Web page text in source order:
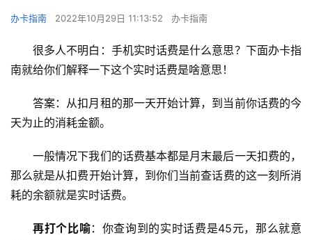
办卡指南 2022年10月29日 11:13:52 办卡指南
很多人不明白：手机实时话费是什么意思？下面办卡指
南就给你们解释一下这个实时话费是啥意思！
答案：从扣月租的那一天开始计算，到当前你话费的今
天为止的消耗金额。
一般情况下我们的话费基本都是月末最后一天扣费的，
那么就是从扣费开始计算，到你们当前查话费的这一刻所消
耗的余额就是实时话费。
再打个比喻：你查询到的实时话费是45元，那么就意